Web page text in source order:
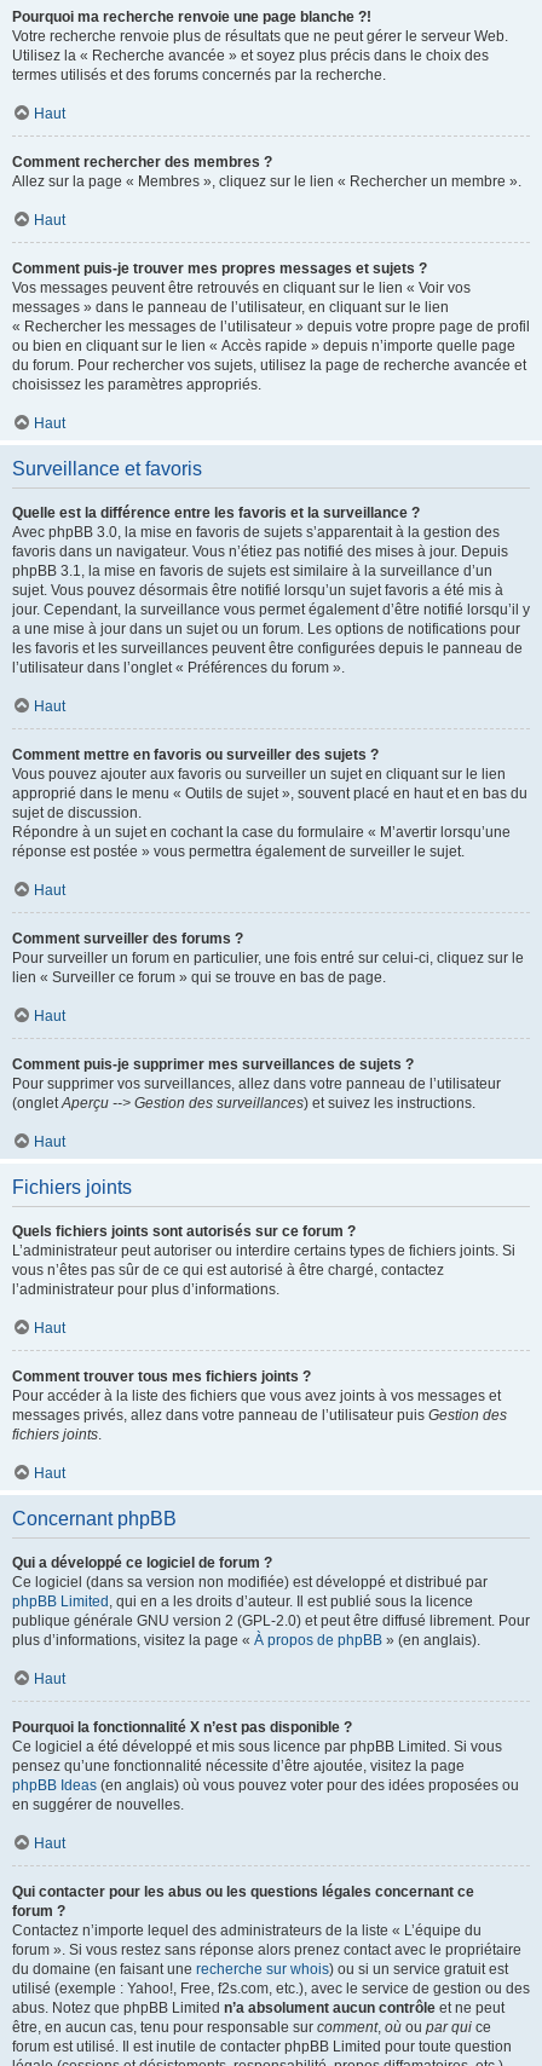
Pourquoi ma recherche renvoie une page blanche ?!
Votre recherche renvoie plus de résultats que ne peut gérer le serveur Web.
Utilisez la « Recherche avancée » et soyez plus précis dans le choix des
termes utilisés et des forums concernés par la recherche.
Haut
Comment rechercher des membres ?
Allez sur la page « Membres », cliquez sur le lien « Rechercher un membre ».
Haut
Comment puis-je trouver mes propres messages et sujets ?
Vos messages peuvent être retrouvés en cliquant sur le lien « Voir vos
messages » dans le panneau de l’utilisateur, en cliquant sur le lien
« Rechercher les messages de l’utilisateur » depuis votre propre page de profil
ou bien en cliquant sur le lien « Accès rapide » depuis n’importe quelle page
du forum. Pour rechercher vos sujets, utilisez la page de recherche avancée et
choisissez les paramètres appropriés.
Haut
Surveillance et favoris
Quelle est la différence entre les favoris et la surveillance ?
Avec phpBB 3.0, la mise en favoris de sujets s’apparentait à la gestion des
favoris dans un navigateur. Vous n’étiez pas notifié des mises à jour. Depuis
phpBB 3.1, la mise en favoris de sujets est similaire à la surveillance d’un
sujet. Vous pouvez désormais être notifié lorsqu’un sujet favoris a été mis à
jour. Cependant, la surveillance vous permet également d’être notifié lorsqu’il y
a une mise à jour dans un sujet ou un forum. Les options de notifications pour
les favoris et les surveillances peuvent être configurées depuis le panneau de
l’utilisateur dans l’onglet « Préférences du forum ».
Haut
Comment mettre en favoris ou surveiller des sujets ?
Vous pouvez ajouter aux favoris ou surveiller un sujet en cliquant sur le lien
approprié dans le menu « Outils de sujet », souvent placé en haut et en bas du
sujet de discussion.
Répondre à un sujet en cochant la case du formulaire « M’avertir lorsqu’une
réponse est postée » vous permettra également de surveiller le sujet.
Haut
Comment surveiller des forums ?
Pour surveiller un forum en particulier, une fois entré sur celui-ci, cliquez sur le
lien « Surveiller ce forum » qui se trouve en bas de page.
Haut
Comment puis-je supprimer mes surveillances de sujets ?
Pour supprimer vos surveillances, allez dans votre panneau de l’utilisateur
(ongletAperçu --> Gestion des surveillances) et suivez les instructions.
Haut
Fichiers joints
Quels fichiers joints sont autorisés sur ce forum ?
L’administrateur peut autoriser ou interdire certains types de fichiers joints. Si
vous n’êtes pas sûr de ce qui est autorisé à être chargé, contactez
l’administrateur pour plus d’informations.
Haut
Comment trouver tous mes fichiers joints ?
Pour accéder à la liste des fichiers que vous avez joints à vos messages et
messages privés, allez dans votre panneau de l’utilisateur puis Gestion des
fichiers joints.
Haut
Concernant phpBB
Qui a développé ce logiciel de forum ?
Ce logiciel (dans sa version non modifiée) est développé et distribué par
phpBB Limited , qui en a les droits d’auteur. Il est publié sous la licence
publique générale GNU version 2 (GPL-2.0) et peut être diffusé librement. Pour
plus d’informations, visitez la page « À propos de phpBB » (en anglais).
Haut
Pourquoi la fonctionnalité X n’est pas disponible ?
Ce logiciel a été développé et mis sous licence par phpBB Limited. Si vous
pensez qu’une fonctionnalité nécessite d’être ajoutée, visitez la page
phpBB Ideas (en anglais) où vous pouvez voter pour des idées proposées ou
en suggérer de nouvelles.
Haut
Qui contacter pour les abus ou les questions légales concernant ce
forum ?
Contactez n’importe lequel des administrateurs de la liste « L’équipe du
forum ». Si vous restez sans réponse alors prenez contact avec le propriétaire
du domaine (en faisant une recherche sur whois) ou si un service gratuit est
utilisé (exemple : Yahoo!, Free, f2s.com, etc.), avec le service de gestion ou des
abus. Notez que phpBB Limited n’a absolument aucun contrôle et ne peut
être, en aucun cas, tenu pour responsable sur comment, où ou par qui ce
forum est utilisé. Il est inutile de contacter phpBB Limited pour toute question